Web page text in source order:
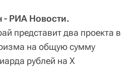
- РИА Новости.
представит два проекта в
на общую сумму
рублей на X